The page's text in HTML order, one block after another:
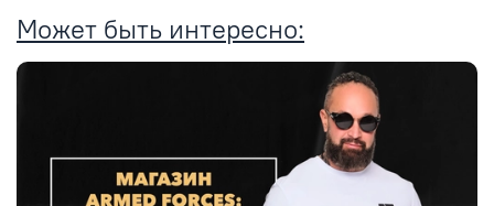
Может быть интересно: